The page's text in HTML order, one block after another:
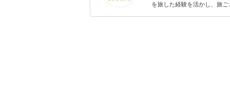
を旅した経験を活かし、旅